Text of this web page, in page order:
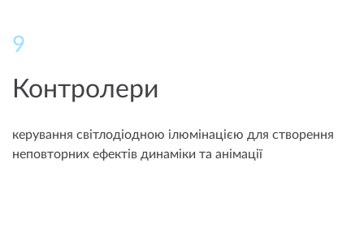
9
Контролери
керування світлодіодною ілюмінацією для створення
неповторних ефектів динаміки та анімації